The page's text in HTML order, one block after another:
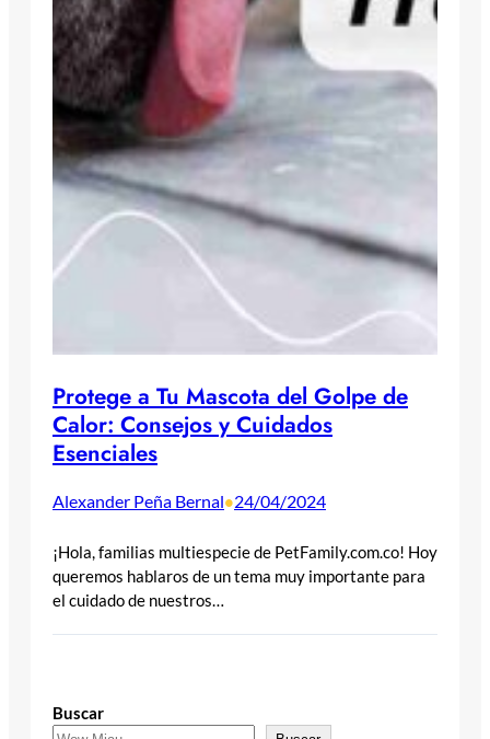
Protege a Tu Mascota del Golpe de
Calor: Consejos y Cuidados
Esenciales
Alexander Peña Bernal•24/04/2024
¡Hola, familias multiespecie de PetFamily.com.co! Hoy
queremos hablaros de un tema muy importante para
el cuidado de nuestros…
Buscar